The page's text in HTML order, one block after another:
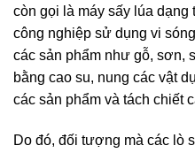
còn gọi là máy sấy lúa
công nghiệp sử dụng vi
các sản phẩm như gỗ, sơn,
bằng cao su, nung các vật
các sản phẩm và tách chiết
Do đó, đối tượng mà các lò